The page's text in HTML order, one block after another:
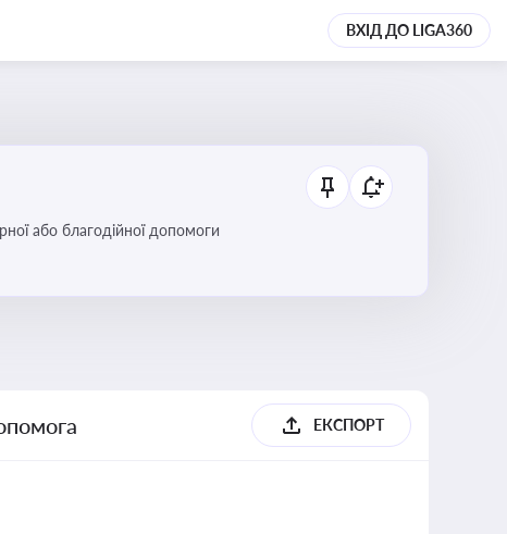
ВХІД ДО LIGA360
або благодійної допомоги
ЕКСПОРТ